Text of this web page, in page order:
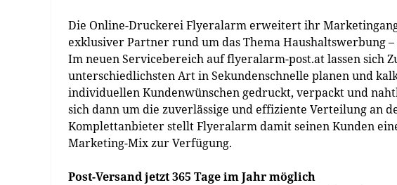
Die Online-Druckerei Flyeralarm erweitert ihr
exklusiver Partner rund um das Thema Haushaltswerbung
Im neuen Servicebereich auf flyeralarm-post.at lassen sich
unterschiedlichsten Art in Sekundenschnelle planen und
individuellen Kundenwünschen gedruckt, verpackt und
sich dann um die zuverlässige und effiziente Verteilung an
Komplettanbieter stellt Flyeralarm damit seinen Kunden
Marketing-Mix zur Verfügung.
Post-Versand jetzt 365 Tage im Jahr möglich